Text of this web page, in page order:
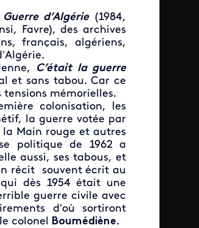
d’Algérie(1984,
Favre), des archives
français, algériens,
C’était la guerre
et sans tabou. Car ce
mémorielles.
colonisation, les
la guerre votée par
Main rouge et autres
politique de 1962 a
aussi, ses tabous, et
récit souvent écrit au
dès 1954 était une
guerre civile avec
d’où sortiront
colonel Boumédiène.